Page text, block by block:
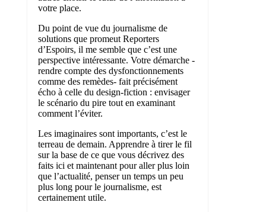
votre place.
Du point de vue du journalisme de
solutions que promeut Reporters
d’Espoirs, il me semble que c’est une
perspective intéressante. Votre démarche -
rendre compte des dysfonctionnements
comme des remèdes- fait précisément
écho à celle du design-fiction : envisager
le scénario du pire tout en examinant
comment l’éviter.
Les imaginaires sont importants, c’est le
terreau de demain. Apprendre à tirer le fil
sur la base de ce que vous décrivez des
faits ici et maintenant pour aller plus loin
que l’actualité, penser un temps un peu
plus long pour le journalisme, est
certainement utile.